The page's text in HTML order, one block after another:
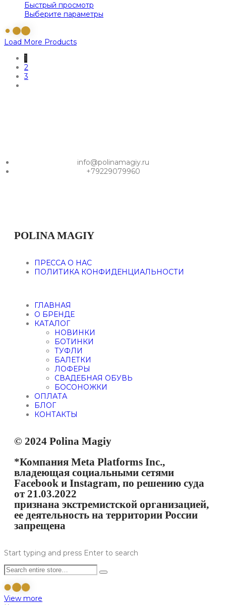
Быстрый просмотр
Выберите параметры
Load More Products
1
2
3
info@polinamagiy.ru
+79229079960
POLINA MAGIY
ПРЕССА О НАС
ПОЛИТИКА КОНФИДЕНЦИАЛЬНОСТИ
ГЛАВНАЯ
О БРЕНДЕ
КАТАЛОГ
НОВИНКИ
БОТИНКИ
ТУФЛИ
БАЛЕТКИ
ЛОФЕРЫ
СВАДЕБНАЯ ОБУВЬ
БОСОНОЖКИ
ОПЛАТА
БЛОГ
КОНТАКТЫ
© 2024 Polina Magiy
*Компания Meta Platforms Inc.,
владеющая социальными сетями
Facebook и Instagram, по решению суда
от 21.03.2022
признана экстремистской организацией,
ее деятельность на территории России
запрещена
Start typing and press Enter to search
View more